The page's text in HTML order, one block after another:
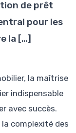
de prêt
pour les
la […]
la maîtrise
indispensable
avec succès.
complexité des